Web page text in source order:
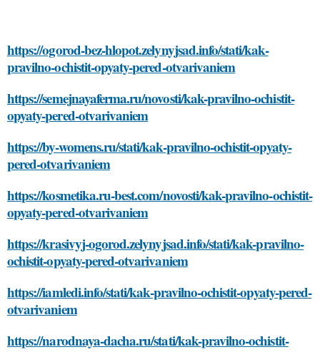
https://ogorod-bez-hlopot.zelynyjsad.info/stati/kak-
pravilno-ochistit-opyaty-pered-otvarivaniem
https://semejnayaferma.ru/novosti/kak-pravilno-ochistit-
opyaty-pered-otvarivaniem
https://by-womens.ru/stati/kak-pravilno-ochistit-opyaty-
pered-otvarivaniem
https://kosmetika.ru-best.com/novosti/kak-pravilno-ochistit-
opyaty-pered-otvarivaniem
https://krasivyj-ogorod.zelynyjsad.info/stati/kak-pravilno-
ochistit-opyaty-pered-otvarivaniem
https://iamledi.info/stati/kak-pravilno-ochistit-opyaty-pered-
otvarivaniem
https://narodnaya-dacha.ru/stati/kak-pravilno-ochistit-